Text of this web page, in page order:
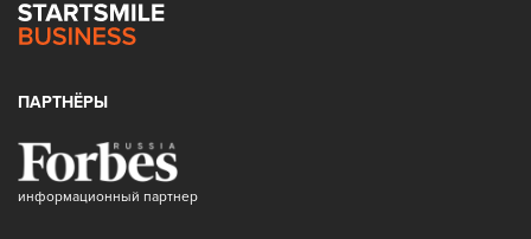
ПАРТНЁРЫ
информационный партнер